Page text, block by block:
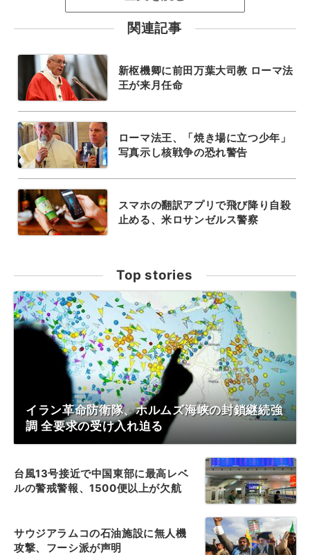
関連記事
新枢機卿に前田万葉大司教 ローマ法
王が来月任命
ローマ法王、「焼き場に立つ少年」
写真示し核戦争の恐れ警告
スマホの翻訳アプリで飛び降り自殺
止める、米ロサンゼルス警察
Top stories
イラン革命防衛隊、ホルムズ海峡の封鎖継続強
調 全要求の受け入れ迫る
台風13号接近で中国東部に最高レベ
ルの警戒警報、1500便以上が欠航
サウジアラムコの石油施設に無人機
攻撃、フーシ派が声明